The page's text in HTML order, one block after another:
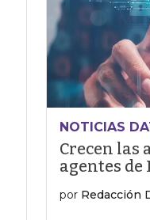
NOTICIAS
Crecen las
agentes de
por Redacción